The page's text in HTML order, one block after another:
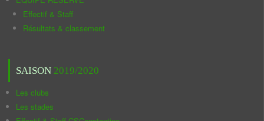
Effectif & Staff
Résultats & classement
SAISON 2019/2020
Les clubs
Les stades